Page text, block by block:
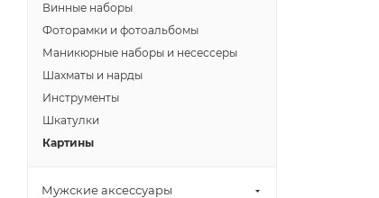
Винные наборы
Фоторамки и фотоальбомы
Маникюрные наборы и несессеры
Шахматы и нарды
Инструменты
Шкатулки
Картины
Мужские аксессуары